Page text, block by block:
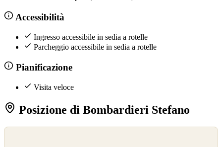
Accessibilità
Ingresso accessibile in sedia a rotelle
Parcheggio accessibile in sedia a rotelle
Pianificazione
Visita veloce
Posizione di Bombardieri Stefano